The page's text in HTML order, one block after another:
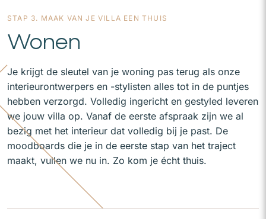
STAP 3. MAAK VAN JE VILLA EEN THUIS
Wonen
Je krijgt de sleutel van je woning pas terug als onze
interieurontwerpers en -stylisten alles tot in de puntjes
hebben verzorgd. Volledig ingericht en gestyled leveren
we jouw villa op. Vanaf de eerste afspraak zijn we al
bezig met het interieur dat volledig bij je past. De
moodboards die je in de eerste stap van het traject
maakt, vullen we nu in. Zo kom je écht thuis.